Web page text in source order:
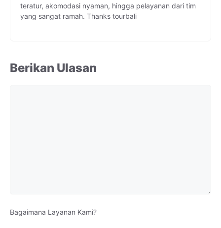
teratur, akomodasi nyaman, hingga pelayanan dari tim
yang sangat ramah. Thanks tourbali
Berikan Ulasan
Bagaimana Layanan Kami?